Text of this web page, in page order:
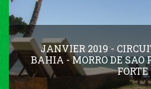
JANVIER 2019 -
BAHIA - MORRO DE SAO
FORTE